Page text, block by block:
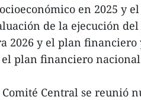
en 2025 y
de la ejecución del
2026 y el plan
el plan financiero
Central se reunió